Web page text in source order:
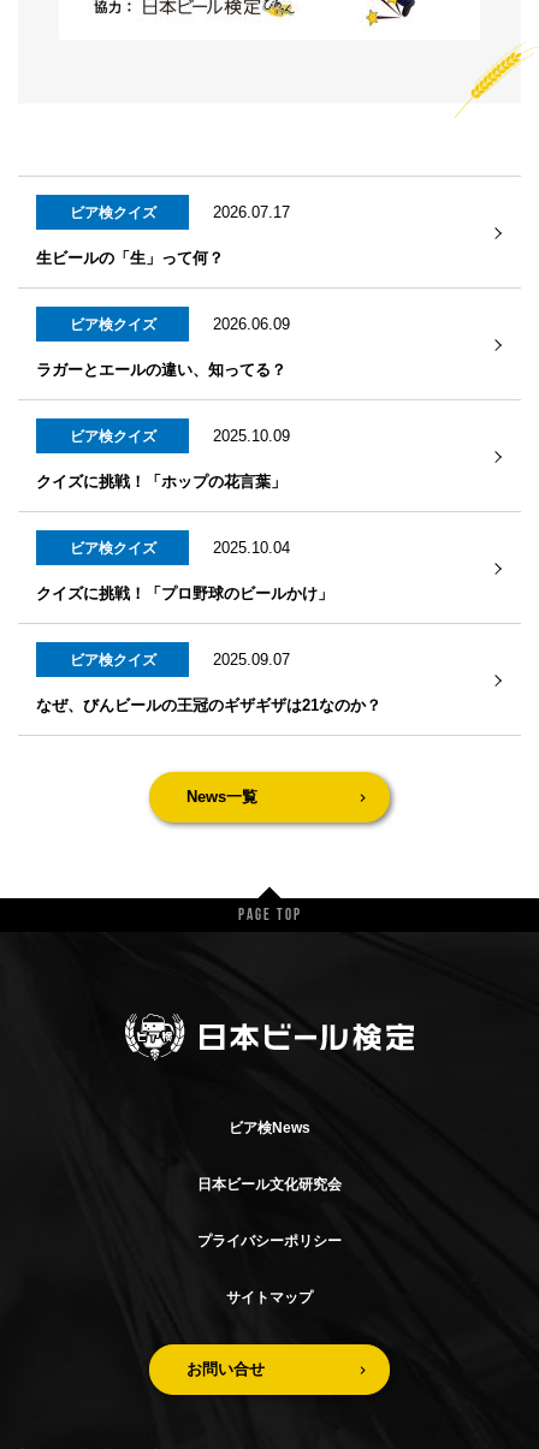
ビア検クイズ 2026.07.17
生ビールの「生」って何？
ビア検クイズ 2026.06.09
ラガーとエールの違い、知ってる？
ビア検クイズ 2025.10.09
クイズに挑戦！「ホップの花言葉」
ビア検クイズ 2025.10.04
クイズに挑戦！「プロ野球のビールかけ」
ビア検クイズ 2025.09.07
なぜ、びんビールの王冠のギザギザは21なのか？
News一覧
Page Top
ビア検News
日本ビール文化研究会
プライバシーポリシー
サイトマップ
お問い合せ